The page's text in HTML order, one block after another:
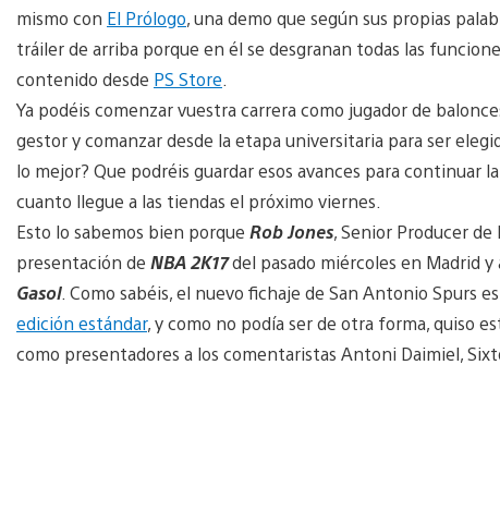
mismo con El Prólogo, una demo que según sus propias
tráiler de arriba porque en él se desgranan todas las
contenido desde PS Store
Ya podéis comenzar vuestra carrera como jugador de
gestor y comanzar desde la etapa universitaria para ser
lo mejor? Que podréis guardar esos avances para continuar
cuanto llegue a las tiendas el próximo viernes.
Esto lo sabemos bien porque Rob Jones, Senior Producer
presentación de NBA 2K17del pasado miércoles en Madrid y
Gasol. Como sabéis, el nuevo fichaje de San Antonio Spurs
edición estándar, y como no podía ser de otra forma, quiso
como presentadores a los comentaristas Antoni Daimiel,